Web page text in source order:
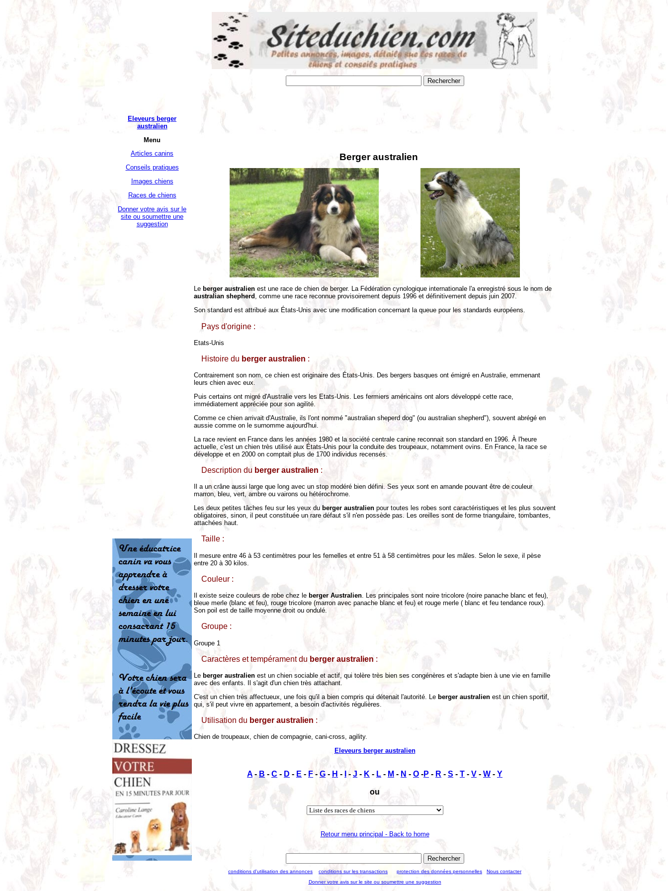
Eleveurs berger
australien
Menu
Articles canins
Conseils pratiques
Images chiens
Races de chiens
Donner votre avis sur le
site ou soumettre une
suggestion
Berger australien
Le berger australien est une race de chien de berger. La Fédération cynologique internationale l'a enregistré sous le nom de
australian shepherd , comme une race reconnue provisoirement depuis 1996 et définitivement depuis juin 2007.
Son standard est attribué aux États-Unis avec une modification concernant la queue pour les standards européens.
Pays d'origine :
Etats-Unis
Histoire du berger australien :
Contrairement son nom, ce chien est originaire des États-Unis. Des bergers basques ont émigré en Australie, emmenant
leurs chien avec eux.
Puis certains ont migré d'Australie vers les Etats-Unis. Les fermiers américains ont alors développé cette race,
immédiatement appréciée pour son agilité.
Comme ce chien arrivait d'Australie, ils l'ont nommé "australian sheperd dog" (ou australian shepherd"), souvent abrégé en
aussie comme on le surnomme aujourd'hui.
La race revient en France dans les années 1980 et la société centrale canine reconnait son standard en 1996. À l'heure
actuelle, c'est un chien très utilisé aux États-Unis pour la conduite des troupeaux, notamment ovins. En France, la race se
développe et en 2000 on comptait plus de 1700 individus recensés.
Description du berger australien :
Il a un crâne aussi large que long avec un stop modéré bien défini. Ses yeux sont en amande pouvant être de couleur
marron, bleu, vert, ambre ou vairons ou hétérochrome.
Les deux petites tâches feu sur les yeux du berger australien pour toutes les robes sont caractéristiques et les plus souvent
obligatoires, sinon, il peut constituée un rare défaut s'il n'en possède pas. Les oreilles sont de forme triangulaire, tombantes,
attachées haut.
Taille :
Il mesure entre 46 à 53 centimètres pour les femelles et entre 51 à 58 centimètres pour les mâles. Selon le sexe, il pèse
entre 20 à 30 kilos.
Couleur :
Il existe seize couleurs de robe chez le berger Australien. Les principales sont noire tricolore (noire panache blanc et feu),
bleue merle (blanc et feu), rouge tricolore (marron avec panache blanc et feu) et rouge merle ( blanc et feu tendance roux).
Son poil est de taille moyenne droit ou ondulé.
Groupe :
Groupe 1
Caractères et tempérament du berger australien :
Le berger australien est un chien sociable et actif, qui tolère très bien ses congénères et s'adapte bien à une vie en famille
avec des enfants. Il s'agit d'un chien très attachant.
C'est un chien très affectueux, une fois qu'il a bien compris qui détenait l'autorité. Le berger australien est un chien sportif,
qui, s'il peut vivre en appartement, a besoin d'activités régulières.
Utilisation du berger australien :
Chien de troupeaux, chien de compagnie, cani-cross, agility.
Eleveurs berger australien
A - B - C - D - E - F - G - H - - J - K - L - M - N - O -P - R - S - T - V - W - Y
ou
Retour menu principal - Back to home
conditions d'utilisation des annonces conditions sur les transactions protection des données personnelles
Nous contacter
Donner votre avis sur le site ou soumettre une suggestion